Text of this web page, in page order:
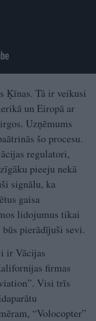
Ķīnas. Tā ir veikusi
un Eiropā ar
Uzņēmums
šo procesu.
regulatori,
pieeju nekā
signālu, ka
gaisa
lidojumus tikai
pierādījuši sevi.
ir Vācijas
firmas
Visi trīs
“Volocopter”